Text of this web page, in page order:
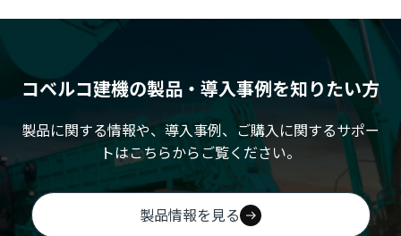
コベルコ建機の製品・導入事例を知りたい方
製品に関する情報や、導入事例、ご購入に関するサポー
トはこちらからご覧ください。
製品情報を見る